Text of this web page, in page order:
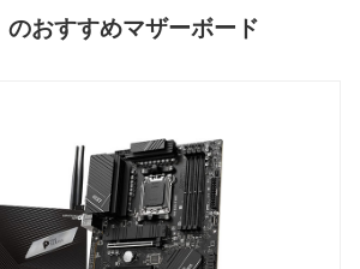
おすすめマザーボード